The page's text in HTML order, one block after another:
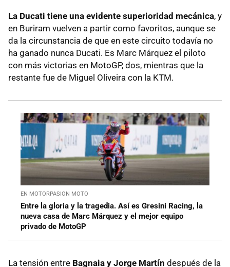
La Ducati tiene una evidente superioridad mecánica, y
en Buriram vuelven a partir como favoritos, aunque se
da la circunstancia de que en este circuito todavía no
ha ganado nunca Ducati. Es Marc Márquez el piloto
con más victorias en MotoGP, dos, mientras que la
restante fue de Miguel Oliveira con la KTM.
EN MOTORPASION MOTO
Entre la gloria y la tragedia. Así es Gresini Racing, la
nueva casa de Marc Márquez y el mejor equipo
privado de MotoGP
La tensión entre Bagnaia y Jorge Martín después de la